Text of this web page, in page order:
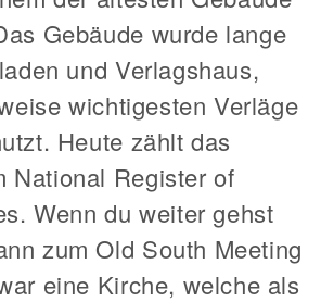
Gebäude wurde lange
und Verlagshaus,
wichtigesten Verläge
Heute zählt das
National Register of
Wenn du weiter gehst
zum Old South Meeting
eine Kirche, welche als